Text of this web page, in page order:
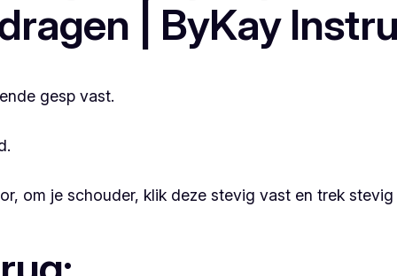
gesp vast.
om je schouder, klik deze stevig vast en trek stevig